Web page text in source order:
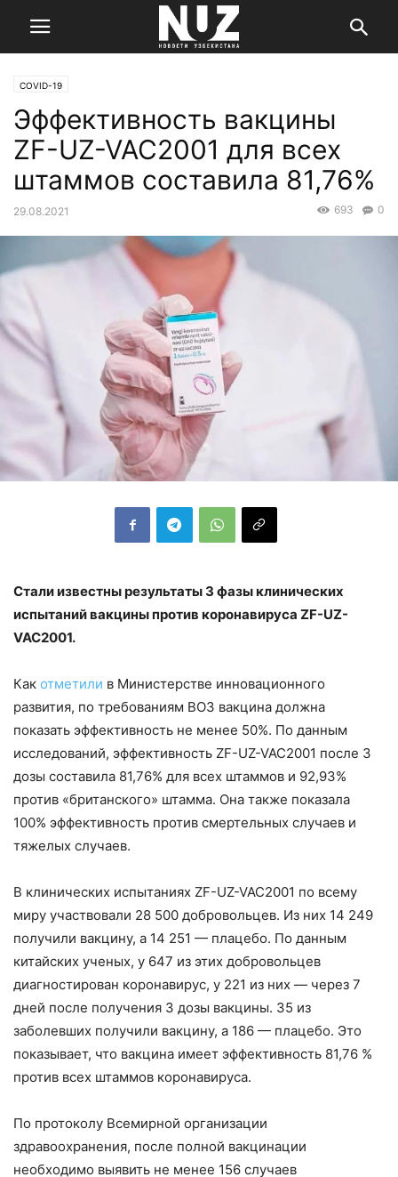
COVID-19
Эффективность вакцины
ZF-UZ-VAC2001 для всех
штаммов составила 81,76%
29.08.2021 0
693
Стали известны результаты 3 фазы клинических
испытаний вакцины против коронавируса ZF-UZ-
VAC2001.
Как отметили в Министерстве инновационного
развития, по требованиям ВОЗ вакцина должна
показать эффективность не менее 50%. По данным
исследований, эффективность ZF-UZ-VAC2001 после 3
дозы составила 81,76% для всех штаммов и 92,93%
против «британского» штамма. Она также показала
100% эффективность против смертельных случаев и
тяжелых случаев.
В клинических испытаниях ZF-UZ-VAC2001 по всему
миру участвовали 28 500 добровольцев. Из них 14 249
получили вакцину, а 14 251 — плацебо. По данным
китайских ученых, у 647 из этих добровольцев
диагностирован коронавирус, у 221 из них — через 7
дней после получения 3 дозы вакцины. 35 из
заболевших получили вакцину, а 186 — плацебо. Это
показывает, что вакцина имеет эффективность 81,76 %
против всех штаммов коронавируса.
По протоколу Всемирной организации
здравоохранения, после полной вакцинации
необходимо выявить не менее 156 случаев